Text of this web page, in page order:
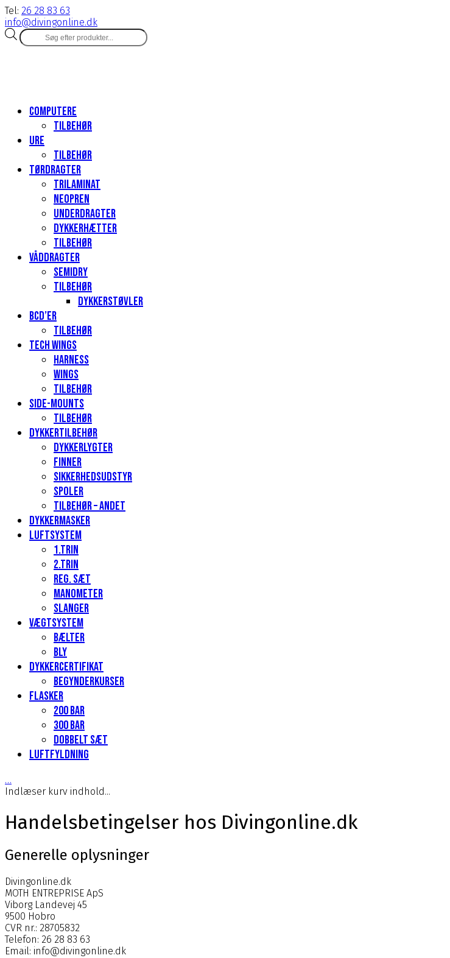
Tel: 26 28 83 63
info@divingonline.dk
Products
search
Computere
Tilbehør
Ure
Tilbehør
Tørdragter
Trilaminat
Neopren
Underdragter
Dykkerhætter
Tilbehør
Våddragter
Semidry
Tilbehør
Dykkerstøvler
BCD’er
Tilbehør
Tech Wings
Harness
Wings
Tilbehør
Side-mounts
Tilbehør
Dykkertilbehør
Dykkerlygter
Finner
Sikkerhedsudstyr
Spoler
Tilbehør – andet
Dykkermasker
Luftsystem
1.Trin
2.Trin
Reg. sæt
Manometer
Slanger
Vægtsystem
Bælter
Bly
Dykkercertifikat
Begynderkurser
Flasker
200 Bar
300 bar
Dobbelt sæt
Luftfyldning
…
Indlæser kurv indhold...
Handelsbetingelser hos Divingonline.dk
Generelle oplysninger
Divingonline.dk
MOTH ENTREPRISE ApS
Viborg Landevej 45
9500 Hobro
CVR nr.: 28705832
Telefon: 26 28 83 63
Email: info@divingonline.dk